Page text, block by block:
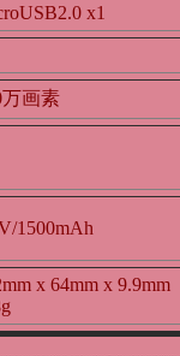
x1
万画素
1500mAh
x 64mm x 9.9mm